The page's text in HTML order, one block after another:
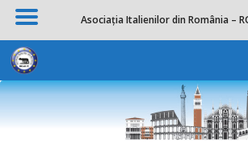
Skip to contentAsociația Italienilor din România –